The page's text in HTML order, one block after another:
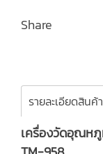
Share
รายละเอียดสินค้า
เครื่องวัดอุณหภู